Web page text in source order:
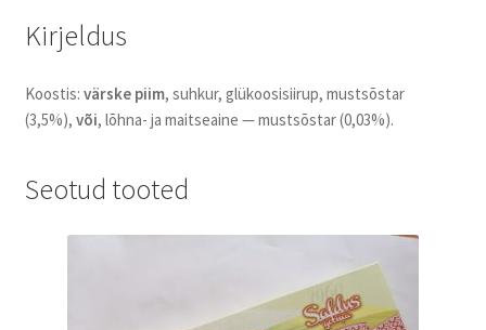
Kirjeldus
Koostis: värske piim, suhkur, glükoosisiirup, mustsõstar
(3,5%), või, lõhna- ja maitseaine — mustsõstar (0,03%).
Seotud tooted